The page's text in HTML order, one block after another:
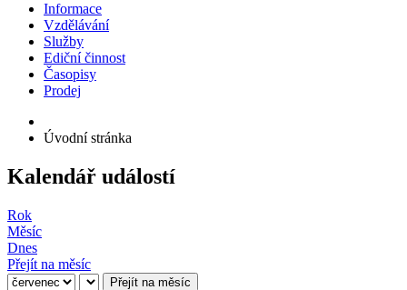
Informace
Vzdělávání
Služby
Ediční činnost
Časopisy
Prodej
Úvodní stránka
Kalendář událostí
Rok
Měsíc
Dnes
Přejít na měsíc
Přejít na měsíc